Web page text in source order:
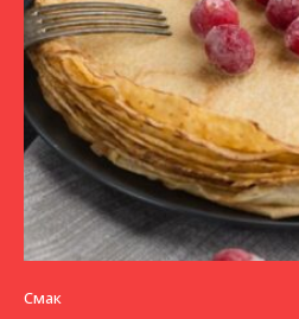
Смак